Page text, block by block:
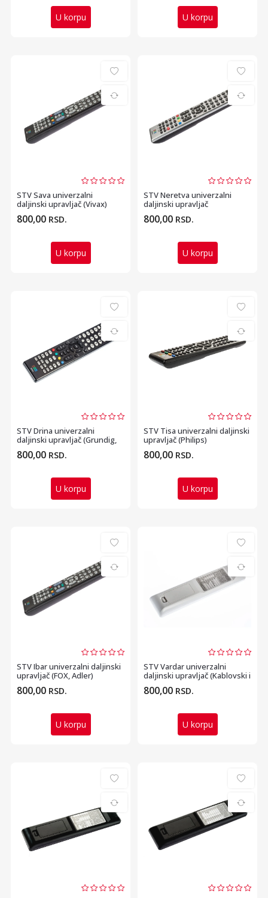
U korpu U korpu
STV Sava univerzalni
daljinski upravljač (Vivax)
800,00 RSD.
U korpu
STV Neretva univerzalni
daljinski upravljač
(Panasonic, JVC , Tosh...
800,00 RSD.
U korpu
STV Drina univerzalni
daljinski upravljač (Grundig,
Hisense)
800,00 RSD.
U korpu
STV Tisa univerzalni daljinski
upravljač (Philips)
800,00 RSD.
U korpu
STV Ibar univerzalni daljinski
upravljač (FOX, Adler)
800,00 RSD.
U korpu
STV Vardar univerzalni
daljinski upravljač (Kablovski i
satelitski...
800,00 RSD.
U korpu